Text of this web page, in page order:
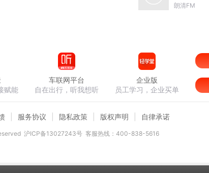
朗清FM
赋能
车联网平台
自在出行，听我想听
企业版
员工学习，企业买单
服务协议 隐私政策 版权声明 自律承诺
沪ICP备13027243号 客服热线：400-838-5616